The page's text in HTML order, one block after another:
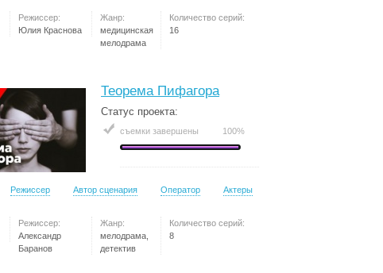
Режиссер:
Юлия Краснова
Жанр:
медицинская
мелодрама
Количество серий:
16
Теорема Пифагора
Статус проекта:
съемки завершены 100%
Режиссер Автор сценария Оператор Актеры
Режиссер:
Александр
Баранов
Жанр:
мелодрама,
детектив
Количество серий:
8